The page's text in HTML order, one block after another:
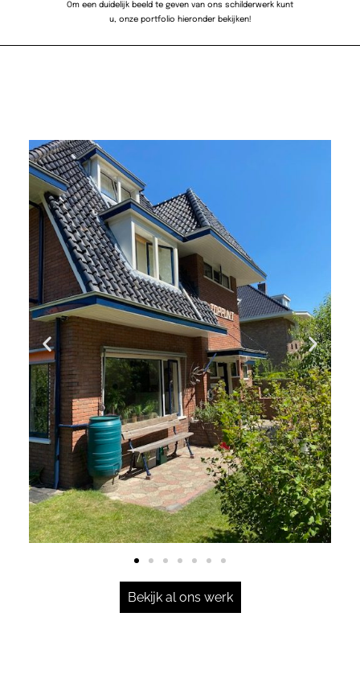
Om een duidelijk beeld te geven van ons schilderwerk kunt
u, onze portfolio hieronder bekijken!
Bekijk al ons werk